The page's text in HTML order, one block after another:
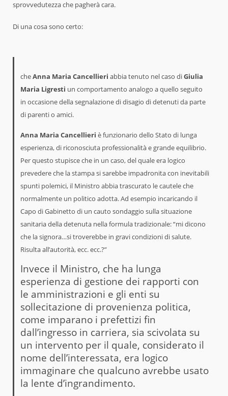
sprovvedutezza che pagherà cara.
Di una cosa sono certo:
cheAnna Maria Cancellieri abbia tenuto nel caso diGiulia
Maria Ligresti un comportamento analogo a quello seguito
in occasione della segnalazione di disagio di detenuti da parte
di parenti o amici.
Anna Maria Cancellieri è funzionario dello Stato di lunga
esperienza, di riconosciuta professionalità e grande equilibrio.
Per questo stupisce che in un caso, del quale era logico
prevedere che la stampa si sarebbe impadronita con inevitabili
spunti polemici, il Ministro abbia trascurato le cautele che
normalmente un politico adotta. Ad esempio incaricando il
Capo di Gabinetto di un cauto sondaggio sulla situazione
sanitaria della detenuta nella formula tradizionale: “mi dicono
che la signora…si troverebbe in gravi condizioni di salute.
Risulta all’autorità, ecc. ecc.?”
Invece il Ministro, che ha lunga
esperienza di gestione dei rapporti con
le amministrazioni e gli enti su
sollecitazione di provenienza politica,
come imparano i prefettizi fin
dall’ingresso in carriera, sia scivolata su
un intervento per il quale, considerato il
nome dell’interessata, era logico
immaginare che qualcuno avrebbe usato
la lente d’ingrandimento.